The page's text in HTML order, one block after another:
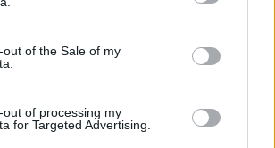
to Google and its third-party tags to
specified purposes in below Google
out of the Sale of my
out of processing my
for Targeted Advertising.
0-1 (ημίχρονο): Παλεύει για την
Μαδρίτης ο Βινίσιους: Yπέγραψε
το 2032 ο Βραζιλιάνος